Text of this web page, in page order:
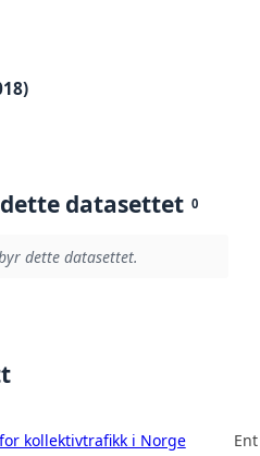
datasettet 0
dette datasettet.
kollektivtrafikk i Norge